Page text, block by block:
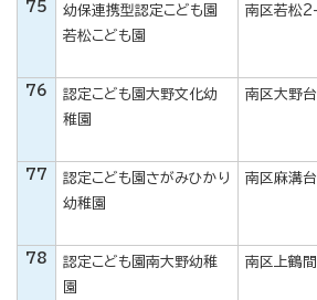
75
幼保連携型認定こども園
若松こども園
南区若松
76
認定こども園大野文化幼
稚園
南区大野
77
認定こども園さがみひかり
幼稚園
南区麻溝
78
認定こども園南大野幼稚
園
南区上鶴